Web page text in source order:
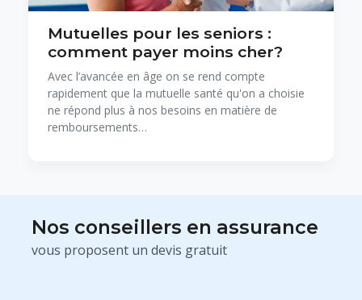
Mutuelles pour les seniors :
comment payer moins cher?
Avec l’avancée en âge on se rend compte
rapidement que la mutuelle santé qu'on a choisie
ne répond plus à nos besoins en matière de
remboursements​​…
Nos conseillers en assurance
vous proposent un devis gratuit